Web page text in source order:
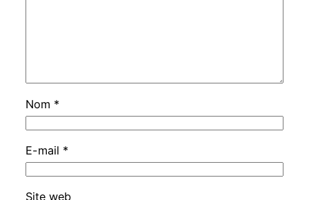
Nom *
E-mail *
Site web